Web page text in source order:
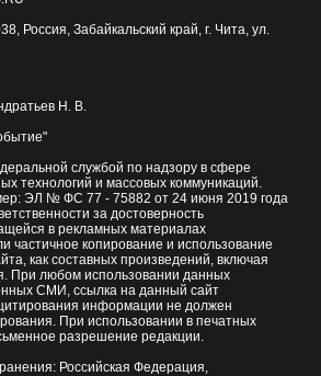
, Россия, Забайкальский край, г. Чита, ул.
Н. В.
службой по надзору в сфере
технологий и массовых коммуникаций.
ЭЛ № ФС 77 - 75882 от 24 июня 2019 года
за достоверность
в рекламных материалах
частичное копирование и использование
как составных произведений, включая
При любом использовании данных
СМИ, ссылка на данный сайт
информации не должен
При использовании в печатных
разрешение редакции.
Российская Федерация,